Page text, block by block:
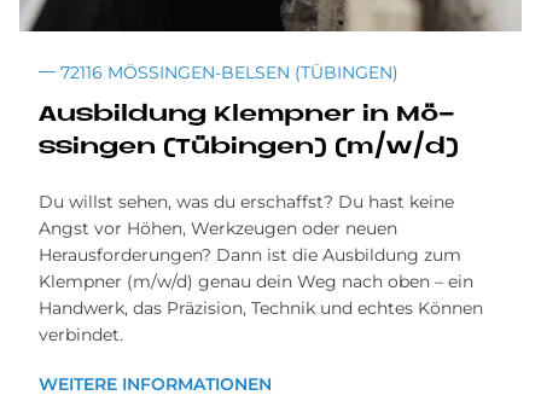
72116 MÖSSINGEN-BELSEN (TÜBINGEN)
Aus­bil­dung Klemp­ner in Mö­
ssin­gen (Tü­bin­gen) (m/w/d)
Du willst sehen, was du erschaffst? Du hast keine
Angst vor Höhen, Werkzeugen oder neuen
Herausforderungen? Dann ist die Ausbildung zum
Klempner (m/w/d) genau dein Weg nach oben – ein
Handwerk, das Präzision, Technik und echtes Können
verbindet.
WEITERE INFORMATIONEN